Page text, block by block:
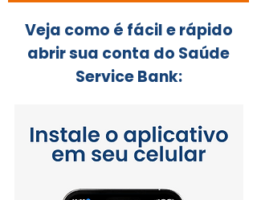
Veja como é fácil e rápido
abrir sua conta do Saúde
Service Bank: